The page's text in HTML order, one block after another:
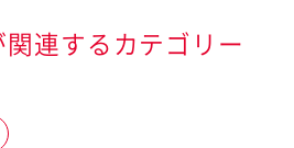
関連するカテゴリー